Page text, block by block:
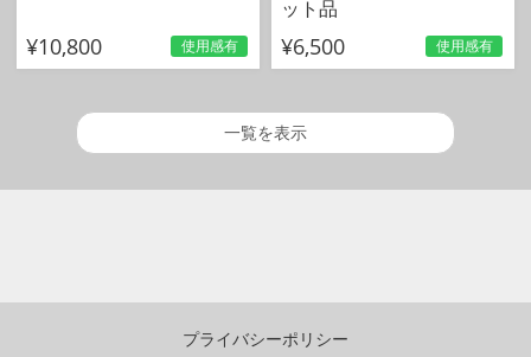
¥10,800 使用感有
ット品
¥6,500 使用感有
一覧を表示
プライバシーポリシー